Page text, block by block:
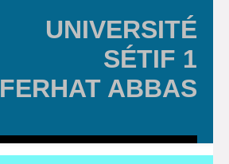
UNIVERSITÉ
SÉTIF 1
FERHAT ABBAS